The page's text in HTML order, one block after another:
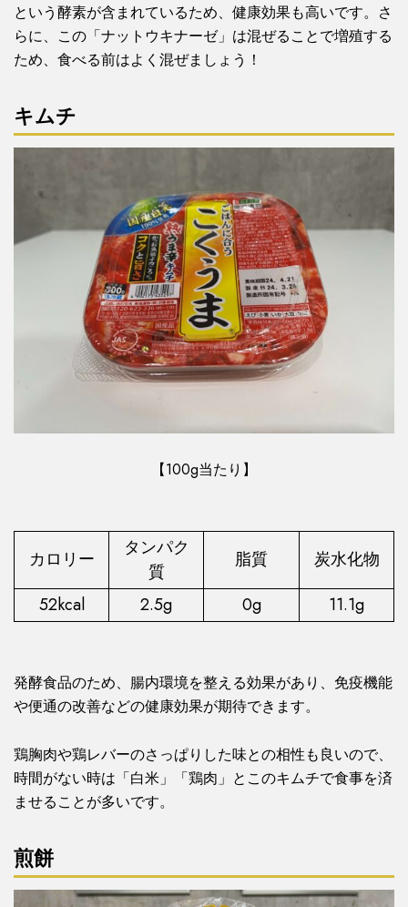
という酵素が含まれているため、健康効果も高いです。さ
らに、この「ナットウキナーゼ」は混ぜることで増殖する
ため、食べる前はよく混ぜましょう！
キムチ
【100g当たり】
カロリー
タンパク
質
脂質
炭水化物
52kcal
2.5g 0g 11.1g
発酵食品のため、腸内環境を整える効果があり、免疫機能
や便通の改善などの健康効果が期待できます。
鶏胸肉や鶏レバーのさっぱりした味との相性も良いので、
時間がない時は「白米」「鶏肉」とこのキムチで食事を済
ませることが多いです。
煎餅